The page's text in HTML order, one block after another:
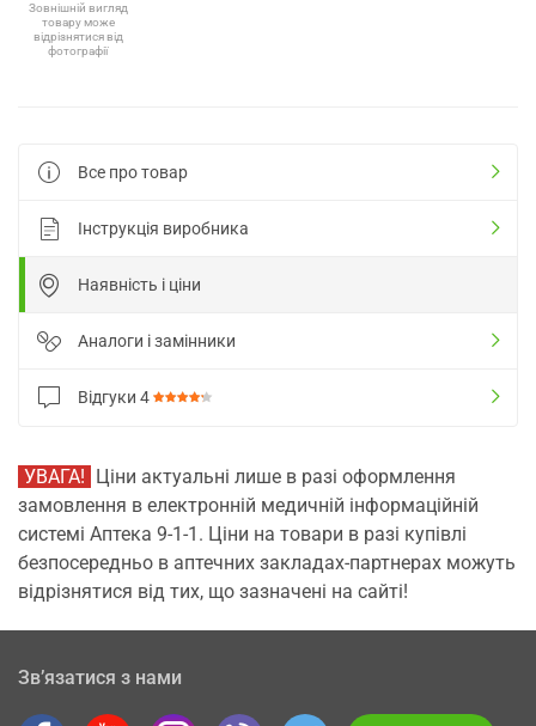
Зовнішній вигляд
товару може
відрізнятися від
фотографії
Все про товар
Інструкція виробника
Наявність і ціни
Аналоги і замінники
Відгуки 4
УВАГА! Ціни актуальні лише в разі оформлення
замовлення в електронній медичній інформаційній
системі Аптека 9-1-1. Ціни на товари в разі купівлі
безпосередньо в аптечних закладах-партнерах можуть
відрізнятися від тих, що зазначені на сайті!
Зв’язатися з нами